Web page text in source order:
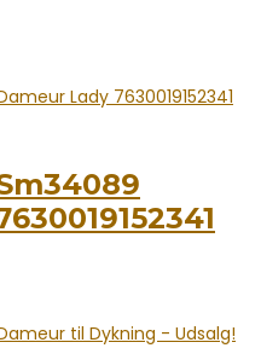
kr..